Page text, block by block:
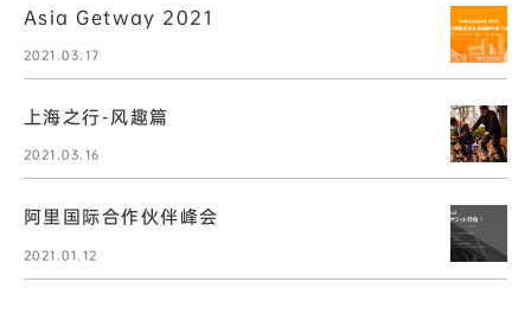
Asia Getway 2021
2021.03.17
上海之行-风趣篇
2021.03.16
阿里国际合作伙伴峰会
2021.01.12